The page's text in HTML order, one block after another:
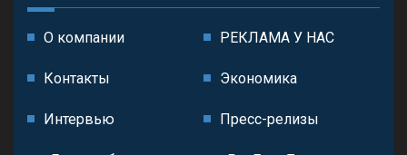
О компании РЕКЛАМА У НАС
Контакты Экономика
Интервью Пресс-релизы